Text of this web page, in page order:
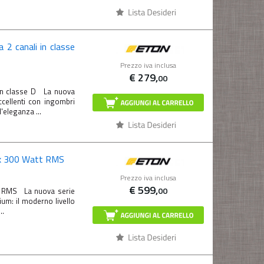
Prezzo iva inclusa
€ 279,00
2 canali in classe
classe D La nuova
con ingombri
...
Prezzo iva inclusa
€599,00
300 Watt RMS
RMS La nuova serie
il moderno livello